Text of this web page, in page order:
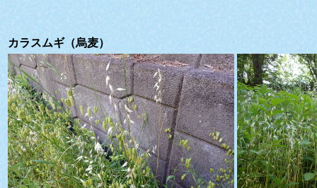
カラスムギ（烏麦）